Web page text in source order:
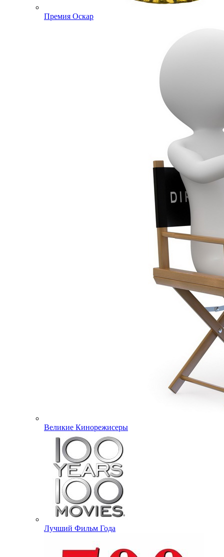
Премия Оскар
Великие Кинорежисеры
Лучший Фильм Года